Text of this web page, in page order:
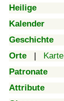
Heilige
Kalender
Geschichte
Orte | Karte
Patronate
Attribute